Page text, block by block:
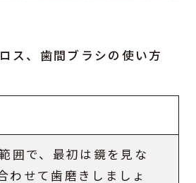
ス、歯間ブラシの使い方
囲で、最初は鏡を見な
わせて歯磨きしましょ